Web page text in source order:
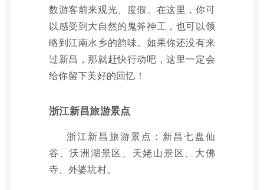
数游客前来观光、度假。在这里，你可
以感受到大自然的鬼斧神工，也可以领
略到江南水乡的韵味。如果你还没有来
过新昌，那就赶快行动吧，这里一定会
给你留下美好的回忆！
浙江新昌旅游景点
浙江新昌旅游景点：新昌七盘仙
谷、沃洲湖景区、天姥山景区、大佛
寺、外婆坑村。